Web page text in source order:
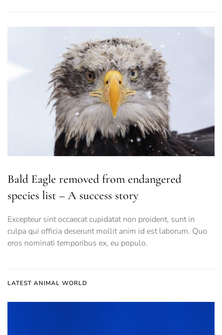
Bald Eagle removed from endangered
species list – A success story
Excepteur sint occaecat cupidatat non proident, sunt in
culpa qui officia deserunt mollit anim id est laborum. Quo
eros nominati temporibus ex, eu populo.
LATEST ANIMAL WORLD